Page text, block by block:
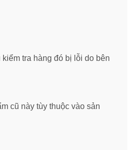
tra hàng đó bị lỗi do bên
cũ này tùy thuộc vào sản